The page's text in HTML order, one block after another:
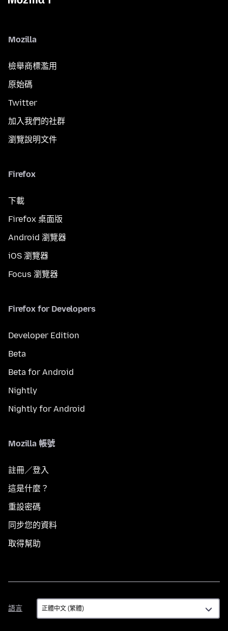
Mozilla
檢舉商標濫用
原始碼
Twitter
加入我們的社群
瀏覽說明文件
Firefox
下載
Firefox 桌面版
Android 瀏覽器
iOS 瀏覽器
Focus 瀏覽器
Firefox for Developers
Developer Edition
Beta
Beta for Android
Nightly
Nightly for Android
Mozilla 帳號
註冊／登入
這是什麼？
重設密碼
同步您的資料
取得幫助
語言
語
言